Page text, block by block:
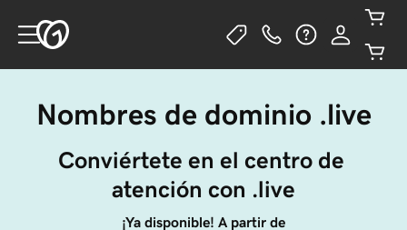
Nombres de dominio .live
Conviértete en el centro de
atención con .live
¡Ya disponible! A partir de